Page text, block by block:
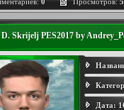
D. Skrijelj PES2017 by
Дата: